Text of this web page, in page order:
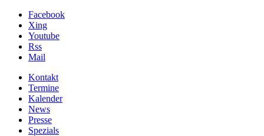
Facebook
Xing
Youtube
Rss
Mail
Kontakt
Termine
Kalender
News
Presse
Spezials